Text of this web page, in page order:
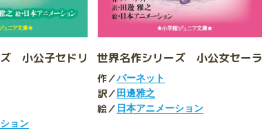
小公子セドリ
ョン
世界名作シリーズ 小公女セーラ
作／バーネット
訳／ 田邊雅之
絵／ 日本アニメーション